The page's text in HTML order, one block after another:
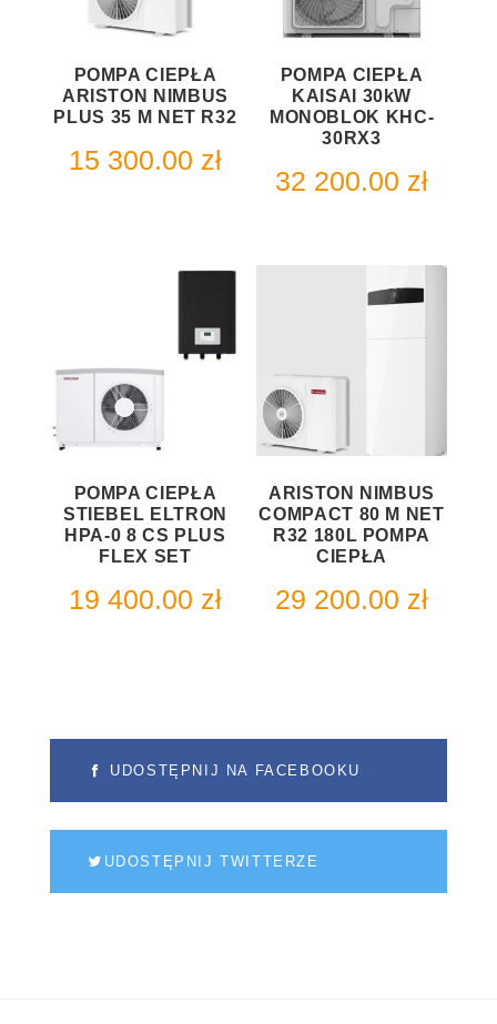
POMPA CIEPŁA
ARISTON NIMBUS
PLUS 35 M NET R32
15 300.00 zł
POMPA CIEPŁA
KAISAI 30kW
MONOBLOK KHC-
30RX3
32 200.00 zł
POMPA CIEPŁA
STIEBEL ELTRON
HPA-0 8 CS PLUS
FLEX SET
19 400.00 zł
ARISTON NIMBUS
COMPACT 80 M NET
R32 180L POMPA
CIEPŁA
29 200.00 zł
UDOSTĘPNIJ NA FACEBOOKU
UDOSTĘPNIJ TWITTERZE